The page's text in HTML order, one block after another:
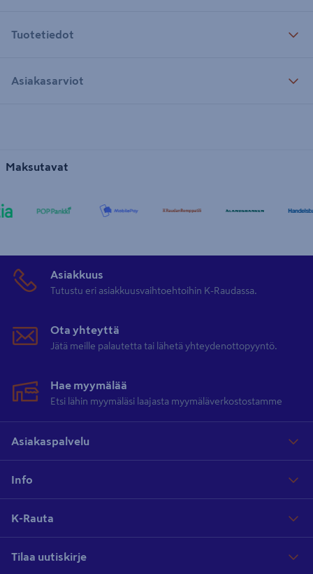
Tuotetiedot
Asiakasarviot
Maksutavat
Asiakkuus
Tutustu eri asiakkuusvaihtoehtoihin K-Raudassa.
Ota yhteyttä
Jätä meille palautetta tai lähetä yhteydenottopyyntö.
Hae myymälää
Etsi lähin myymäläsi laajasta myymäläverkostostamme
Asiakaspalvelu
Info
K-Rauta
Tilaa uutiskirje